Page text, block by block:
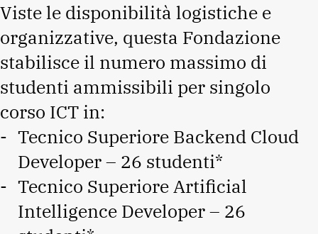
Viste le disponibilità logistiche e
organizzative, questa Fondazione
stabilisce il numero massimo di
studenti ammissibili per singolo
corso ICT in:
Tecnico Superiore Backend Cloud
Developer – 26 studenti*
Tecnico Superiore Artificial
Intelligence Developer – 26